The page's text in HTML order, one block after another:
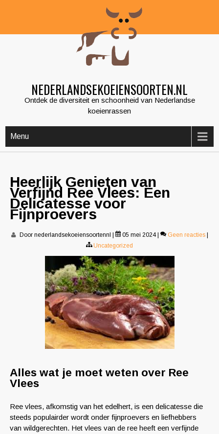
NEDERLANDSEKOEIENSOORTEN.NL
Ontdek de diversiteit en schoonheid van Nederlandse
koeienrassen
Menu
Heerlijk Genieten van
Verfijnd Ree Vlees: Een
Delicatesse voor
Fijnproevers
Door nederlandsekoeiensoortennl 05 mei 2024 Geen reacties
Uncategorized
Alles wat je moet weten over Ree
Vlees
Ree vlees, afkomstig van het edelhert, is een delicatesse die
steeds populairder wordt onder fijnproevers en liefhebbers
van wildgerechten. Het vlees van de ree heeft een verfijnde